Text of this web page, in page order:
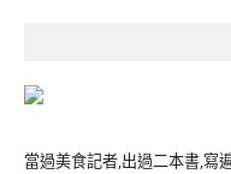
當過美食記者,出過二本書,寫